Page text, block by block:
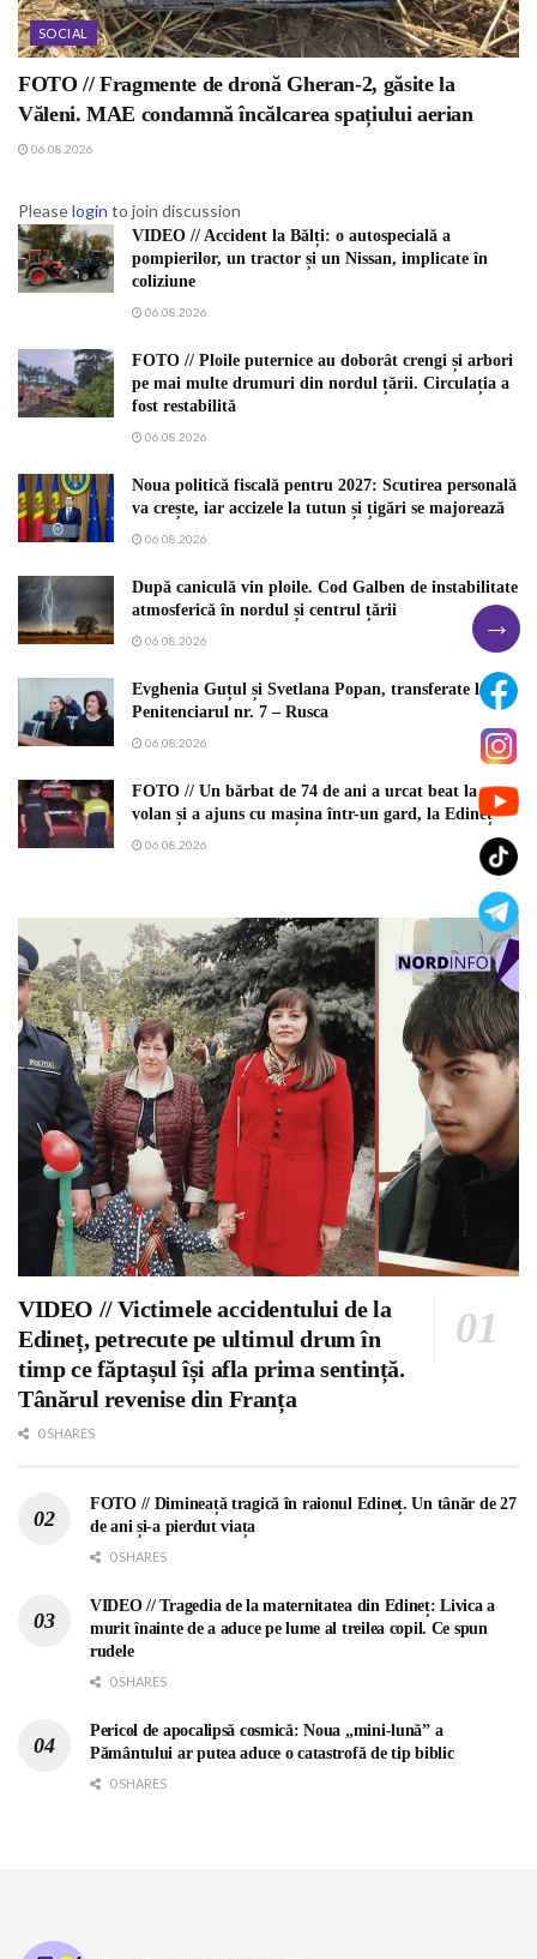
SOCIAL
FOTO // Fragmente de dronă Gheran-2, găsite la
Văleni. MAE condamnă încălcarea spațiului aerian
06.08.2026
Pleaselogin to join discussion
VIDEO // Accident la Bălți: o autospecială a
pompierilor, un tractor și un Nissan, implicate în
coliziune
06.08.2026
FOTO // Ploile puternice au doborât crengi și arbori
pe mai multe drumuri din nordul țării. Circulația a
fost restabilită
06.08.2026
Noua politică fiscală pentru 2027: Scutirea personală
va crește, iar accizele la tutun și țigări se majorează
06.08.2026
După caniculă vin ploile. Cod Galben de instabilitate
atmosferică în nordul și centrul țării
06.08.2026
Evghenia Guțul și Svetlana Popan, transferate la
Penitenciarul nr. 7 – Rusca
06.08.2026
FOTO // Un bărbat de 74 de ani a urcat beat la
volan și a ajuns cu mașina într-un gard, la Edineț
06.08.2026
VIDEO // Victimele accidentului de la
Edineț, petrecute pe ultimul drum în
timp ce făptașul își afla prima sentință.
Tânărul revenise din Franța
0 SHARES
FOTO // Dimineață tragică în raionul Edineț. Un tânăr de 27
de ani și-a pierdut viața
0 SHARES
VIDEO // Tragedia de la maternitatea din Edineț: Livica a
murit înainte de a aduce pe lume al treilea copil. Ce spun
rudele
0 SHARES
Pericol de apocalipsă cosmică: Noua „mini-lună” a
Pământului ar putea aduce o catastrofă de tip biblic
0 SHARES
→